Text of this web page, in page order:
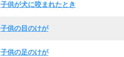
子供が犬に咬まれたとき
子供の目のけが
子供の足のけが